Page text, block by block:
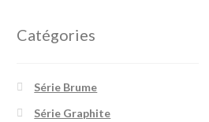
Catégories
Série Brume
Série Graphite